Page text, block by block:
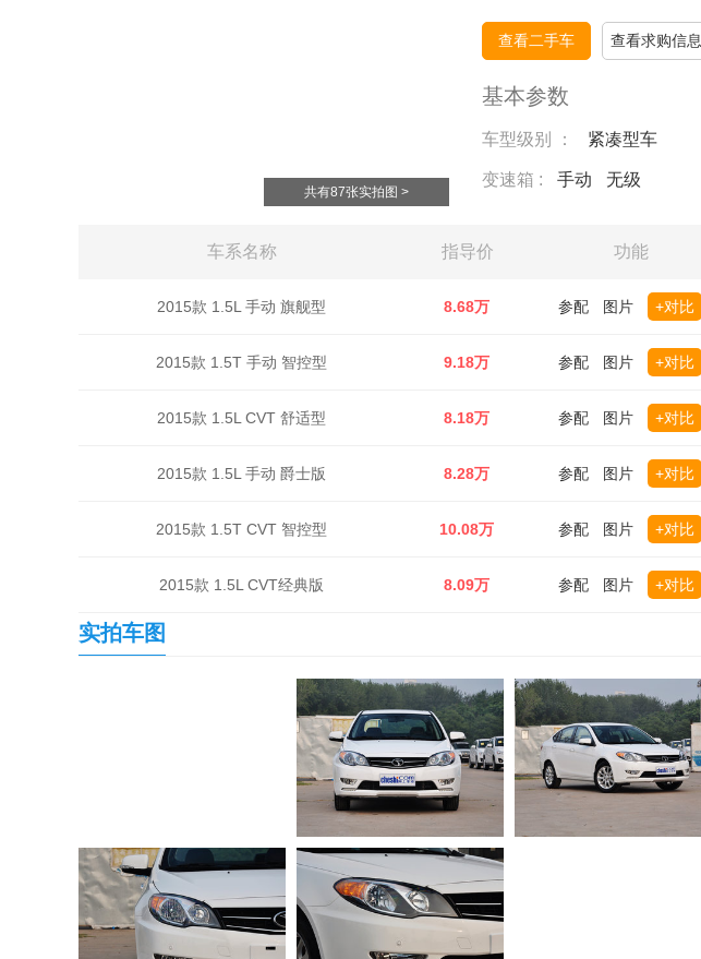
共有87张实拍图 >
查看二手车 查看求购信息
基本参数
车型级别 ： 紧凑型车
变速箱 : 手动 无级
车系名称 指导价 功能
2015款 1.5L 手动 旗舰型 8.68万 参配 图片 +对比
2015款 1.5T 手动 智控型 9.18万 参配 图片 +对比
2015款 1.5L CVT 舒适型 8.18万 参配 图片 +对比
2015款 1.5L 手动 爵士版 8.28万 参配 图片 +对比
2015款 1.5T CVT 智控型 10.08万 参配 图片 +对比
2015款 1.5L CVT经典版 8.09万 参配 图片 +对比
实拍车图